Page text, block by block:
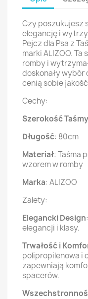
Czy poszukujesz
elegancję i
Pejcz dla Psa z
marki ALIZOO.
romby i
doskonały wybór
cenią sobie
Cechy:
Szerokość Taśmy
Długość: 80cm
Materiał: Taśma
wzorem w romby
Marka: ALIZOO
Zalety:
Elegancki Design
elegancji i klasy.
Trwałość i
polipropilenowa i
zapewniają
spacerów.